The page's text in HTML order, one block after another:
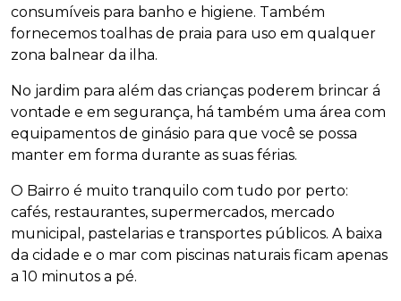
consumíveis para banho e higiene. Também
fornecemos toalhas de praia para uso em qualquer
zona balnear da ilha.
No jardim para além das crianças poderem brincar á
vontade e em segurança, há também uma área com
equipamentos de ginásio para que você se possa
manter em forma durante as suas férias.
O Bairro é muito tranquilo com tudo por perto:
cafés, restaurantes, supermercados, mercado
municipal, pastelarias e transportes públicos. A baixa
da cidade e o mar com piscinas naturais ficam apenas
a 10 minutos a pé.